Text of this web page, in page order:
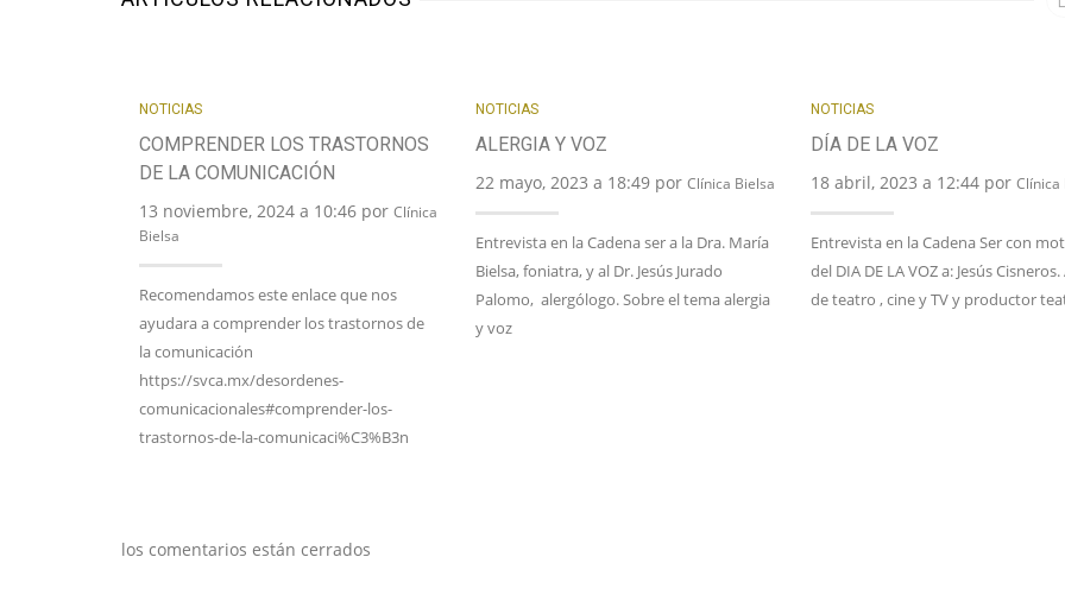
NOTICIAS
COMPRENDER LOS TRASTORNOS
DE LA COMUNICACIÓN
13 noviembre, 2024 a 10:46 por Clínica
Bielsa
Recomendamos este enlace que nos
ayudara a comprender los trastornos de
la comunicación
https://svca.mx/desordenes-
comunicacionales#comprender-los-
trastornos-de-la-comunicaci%C3%B3n
NOTICIAS
ALERGIA Y VOZ
22 mayo, 2023 a 18:49 por Clínica Bielsa
Entrevista en la Cadena ser a la Dra. María
Bielsa, foniatra, y al Dr. Jesús Jurado
Palomo, alergólogo. Sobre el tema alergia
y voz
NOTICIAS
DÍA DE LA VOZ
18 abril, 2023 a 12:44 por Clínica
Entrevista en la Cadena Ser con
del DIA DE LA VOZ a: Jesús
de teatro , cine y TV y productor
los comentarios están cerrados